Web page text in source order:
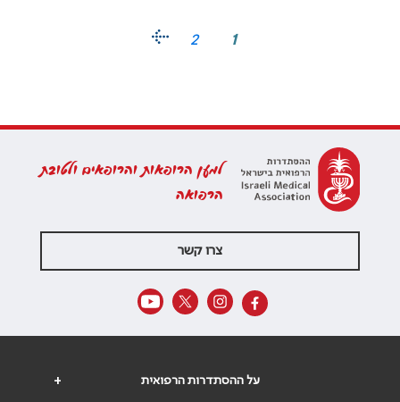
1
2
למען הרופאות והרופאים ולטובת
הרפואה
צרו קשר
+ על ההסתדרות הרפואית